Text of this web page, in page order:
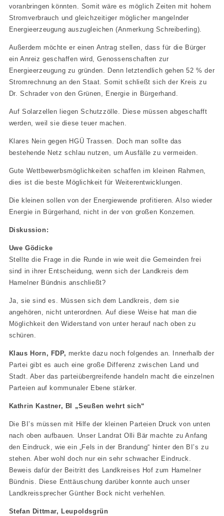
voranbringen könnten. Somit wäre es möglich Zeiten mit hohem
Stromverbrauch und gleichzeitiger möglicher mangelnder
Energieerzeugung auszugleichen (Anmerkung Schreiberling).
Außerdem möchte er einen Antrag stellen, dass für die Bürger
ein Anreiz geschaffen wird, Genossenschaften zur
Energieerzeugung zu gründen. Denn letztendlich gehen 52 % der
Stromrechnung an den Staat. Somit schließt sich der Kreis zu
Dr. Schrader von den Grünen, Energie in Bürgerhand.
Auf Solarzellen liegen Schutzzölle. Diese müssen abgeschafft
werden, weil sie diese teuer machen.
Klares Nein gegen HGÜ Trassen. Doch man sollte das
bestehende Netz schlau nutzen, um Ausfälle zu vermeiden.
Gute Wettbewerbsmöglichkeiten schaffen im kleinen Rahmen,
dies ist die beste Möglichkeit für Weiterentwicklungen.
Die kleinen sollen von der Energiewende profitieren. Also wieder
Energie in Bürgerhand, nicht in der von großen Konzernen.
Diskussion:
Uwe Gödicke
Stellte die Frage in die Runde in wie weit die Gemeinden frei
sind in ihrer Entscheidung, wenn sich der Landkreis dem
Hamelner Bündnis anschließt?
Ja, sie sind es. Müssen sich dem Landkreis, dem sie
angehören, nicht unterordnen. Auf diese Weise hat man die
Möglichkeit den Widerstand von unter herauf nach oben zu
schüren.
Klaus Horn, FDP, merkte dazu noch folgendes an. Innerhalb der
Partei gibt es auch eine große Differenz zwischen Land und
Stadt. Aber das parteiübergreifende handeln macht die einzelnen
Parteien auf kommunaler Ebene stärker.
Kathrin Kastner, BI „Seußen wehrt sich“
Die BI’s müssen mit Hilfe der kleinen Parteien Druck von unten
nach oben aufbauen. Unser Landrat Olli Bär machte zu Anfang
den Eindruck, wie ein „Fels in der Brandung“ hinter den BI’s zu
stehen. Aber wohl doch nur ein sehr schwacher Eindruck.
Beweis dafür der Beitritt des Landkreises Hof zum Hamelner
Bündnis. Diese Enttäuschung darüber konnte auch unser
Landkreissprecher Günther Bock nicht verhehlen.
Stefan Dittmar, Leupoldsgrün